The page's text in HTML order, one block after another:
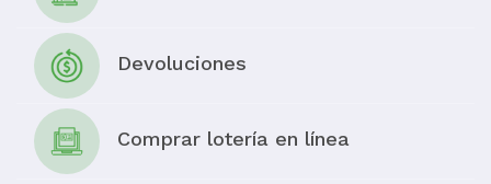
Devoluciones
Comprar lotería en línea